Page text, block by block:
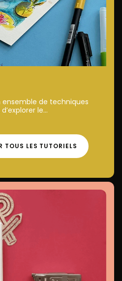
ensemble de techniques
le...
TOUS LES TUTORIELS